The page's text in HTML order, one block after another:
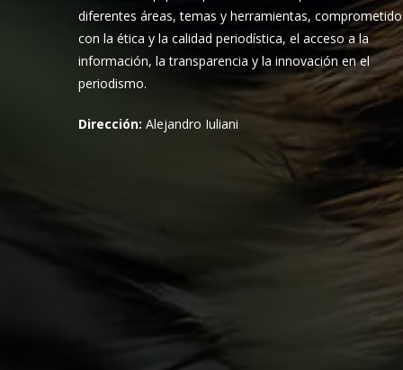
diferentes áreas, temas y herramientas,
con la ética y la calidad periodística, el acceso a la
información, la transparencia y la innovación en el
periodismo.
Dirección:Alejandro Iuliani